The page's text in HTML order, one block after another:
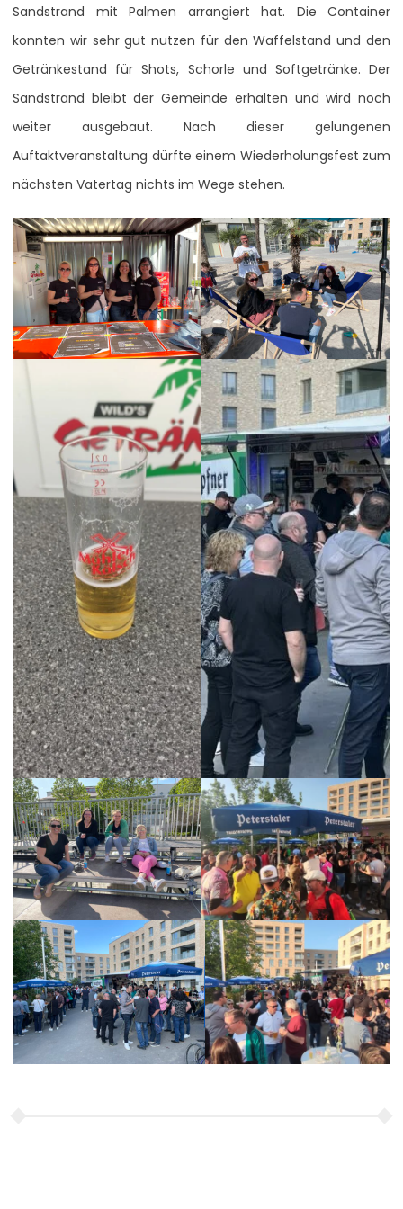
Sandstrand mit Palmen arrangiert hat. Die Container
konnten wir sehr gut nutzen für den Waffelstand und den
Getränkestand für Shots, Schorle und Softgetränke. Der
Sandstrand bleibt der Gemeinde erhalten und wird noch
weiter ausgebaut. Nach dieser gelungenen
Auftaktveranstaltung dürfte einem Wiederholungsfest zum
nächsten Vatertag nichts im Wege stehen.